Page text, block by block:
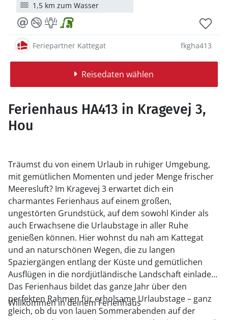
1,5 km zum Wasser
Feriepartner Kattegat fkgha413
Reisedaten wählen
Ferienhaus HA413 in Kragevej 3,
Hou
Träumst du von einem Urlaub in ruhiger Umgebung,
mit gemütlichen Momenten und jeder Menge frischer
Meeresluft? Im Kragevej 3 erwartet dich ein
charmantes Ferienhaus auf einem großen,
ungestörten Grundstück, auf dem sowohl Kinder als
auch Erwachsene die Urlaubstage in aller Ruhe
genießen können. Hier wohnst du nah am Kattegat
und an naturschönen Wegen, die zu langen
Spaziergängen entlang der Küste und gemütlichen
Ausflügen in die nordjütländische Landschaft einladen.
Das Ferienhaus bildet das ganze Jahr über den
perfekten Rahmen für erholsame Urlaubstage – ganz
gleich, ob du von lauen Sommerabenden auf der
Willkommen in deinem Ferienhaus